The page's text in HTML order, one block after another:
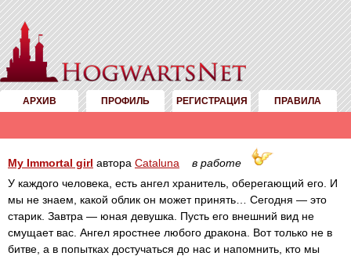
АРХИВ ПРОФИЛЬ РЕГИСТРАЦИЯ ПРАВИЛА
My Immortal girl автора Cataluna
в работе
У каждого человека, есть ангел хранитель, оберегающий его. И
мы не знаем, какой облик он может принять… Сегодня — это
старик. Завтра — юная девушка. Пусть его внешний вид не
смущает вас. Ангел яростнее любого дракона. Вот только не в
битве, а в попытках достучаться до нас и напомнить, кто мы